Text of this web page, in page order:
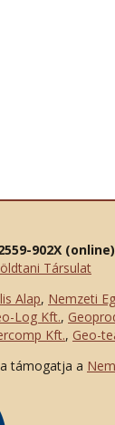
902X
Társulat
Alap, Nemzeti
Log Kft.,
Kft., Geo-
támogatja a